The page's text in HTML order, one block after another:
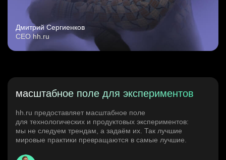
Дмитрий Сергиенков
CEO hh.ru
масштабное поле для экспериментов
hh.ru предоставляет масштабное поле
для технологических и продуктовых экспериментов:
мы не следуем трендам, а задаём их. Так лучшие
мировые практики превращаются в самые лучшие.